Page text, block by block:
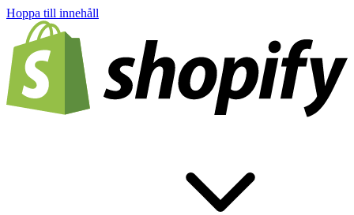
Hoppa till innehåll